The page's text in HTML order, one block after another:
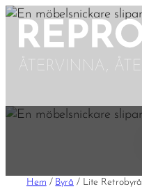
Hoppa
innehåll
Hem / Byrå / Lite Retrobyrå